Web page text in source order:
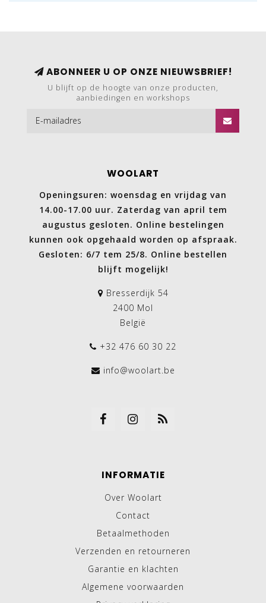
ABONNEER U OP ONZE NIEUWSBRIEF!
U blijft op de hoogte van onze producten,
aanbiedingen en workshops
WOOLART
Openingsuren: woensdag en vrijdag van
14.00-17.00 uur. Zaterdag van april tem
augustus gesloten. Online bestelingen
kunnen ook opgehaald worden op afspraak.
Gesloten: 6/7 tem 25/8. Online bestellen
blijft mogelijk!
Bresserdijk 54
2400 Mol
België
+32 476 60 30 22
info@woolart.be
INFORMATIE
Over Woolart
Contact
Betaalmethoden
Verzenden en retourneren
Garantie en klachten
Algemene voorwaarden